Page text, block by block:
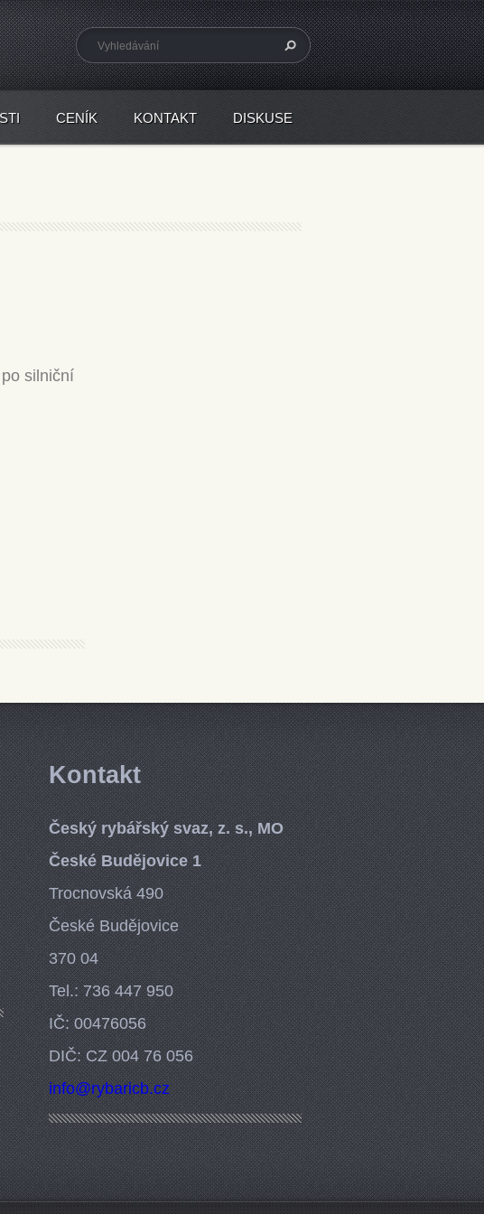
CENÍK KONTAKT DISKUSE
silniční
Kontakt
Český rybářský svaz, z. s., MO
České Budějovice 1
Trocnovská 490
České Budějovice
370 04
Tel.: 736 447 950
IČ: 00476056
DIČ: CZ 004 76 056
info@rybaricb.cz